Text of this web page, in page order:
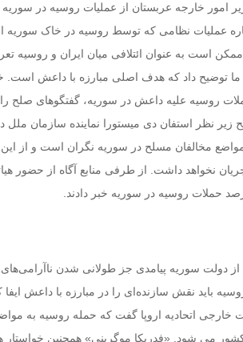
امور خارجه عربستان از عملیات روسیه در سوریه
عملیات نظامی که توسط روسیه در خاک سوریه
است به عنوان ائتلافی میان ایران و روسیه
توضیح داد که هدف اصلی مبارزه با داعش است.
روسیه علیه داعش در سوریه، گفتگوهای صلح را
نظر استفان دی میستورا نماینده سازمان ملل
مخالفان مسلح در سوریه نگران است و از این
نخواهد داشت. از طرفی منابع آگاه از حضور
حملات روسیه در سوریه خبر دادند.
از دولت سوریه پیامدی جز طولانی شدن
باید نقش سازنده‌ای را در مبارزه با داعش
اتحادیه اروپا گفت که حمله روسیه به
می شود. «فدریکا موگرینی» همچنین خواستار